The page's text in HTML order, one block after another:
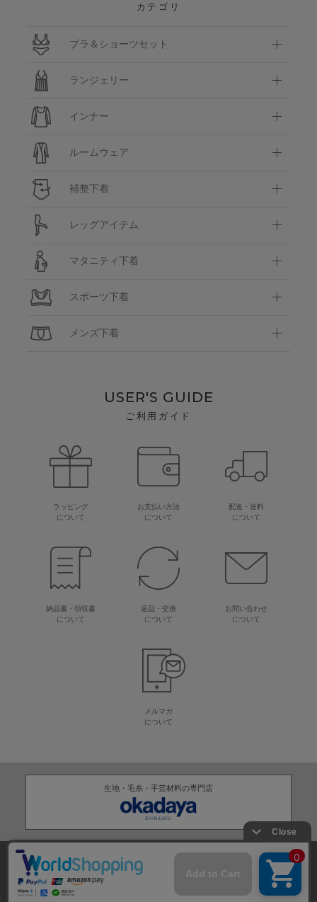
カテゴリ
ブラ＆ショーツセット
ランジェリー
インナー
ルームウェア
補整下着
レッグアイテム
マタニティ下着
スポーツ下着
メンズ下着
USER'S GUIDE
ご利用ガイド
ラッピング
について
お支払い方法
について
配送・送料
について
納品書・領収書
について
返品・交換
について
お問い合わせ
について
メルマガ
について
生地・毛糸・手芸材料の専門店
株式会社オカダヤ
特定商取引法に基づく表記 プライバシーポリシー サイトマップ